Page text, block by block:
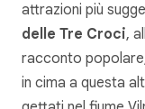
attrazioni più
delle Tre Croci,
racconto
in cima a questa